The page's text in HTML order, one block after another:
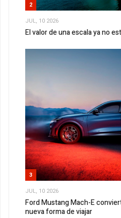
2
JUL, 10 2026
El valor de una escala ya no
3
JUL, 10 2026
Ford Mustang Mach-E
nueva forma de viajar